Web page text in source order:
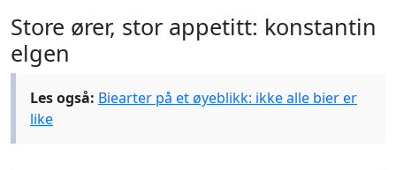
Store ører, stor appetitt: konstantin
elgen
Les også: Biearter på et øyeblikk: ikke alle bier er
like